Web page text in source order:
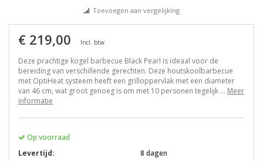
Toevoegen aan vergelijking
€ 219,00 Incl. btw
Deze prachtige kogel barbecue Black Pearl is ideaal voor de
bereiding van verschillende gerechten. Deze houtskoolbarbecue
met OptiHeat systeem heeft een grilloppervlak met een diameter
van 46 cm, wat groot genoeg is om met 10 personen tegelijk ... Meer
informatie
Op voorraad
Levertijd:
8 dagen